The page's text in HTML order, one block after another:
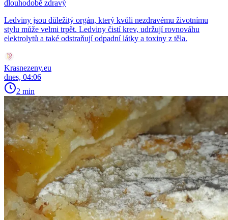
dlouhodobě zdravý
Ledviny jsou důležitý orgán, který kvůli nezdravému životnímu
stylu může velmi trpět. Ledviny čistí krev, udržují rovnováhu
elektrolytů a také odstraňují odpadní látky a toxiny z těla.
Krasnezeny.eu
dnes, 04:06
2 min